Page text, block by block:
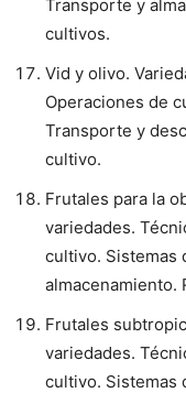
Transporte y
cultivos.
Vid y olivo.
Operaciones de
Transporte y
cultivo.
Frutales para la
variedades.
cultivo. Sistemas
almacenamiento.
Frutales
variedades.
cultivo. Sistemas